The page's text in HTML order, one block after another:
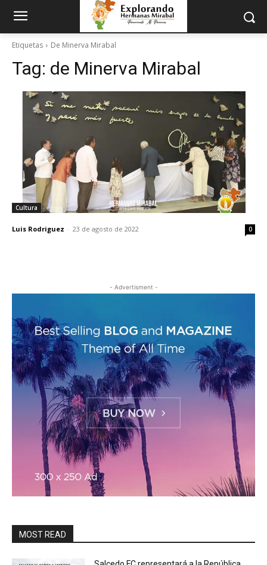
Etiquetas De Minerva Mirabal
Tag: de Minerva Mirabal
Cultura
Luis Rodriguez - 23 de agosto de 2022 0
- Advertisment -
MOST READ